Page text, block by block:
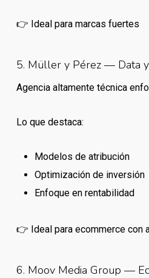
👉 Ideal para marcas fuertes
5. Müller y Pérez — Data
Agencia altamente técnica
Lo que destaca:
Modelos de atribución
Optimización de inversión
Enfoque en rentabilidad
👉 Ideal para ecommerce con
6. Moov Media Group —